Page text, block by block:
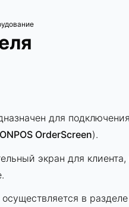
для
OrderScreen).
экран для
осуществляется в разделе